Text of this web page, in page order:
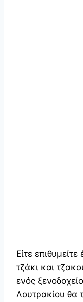
Είτε
τζάκι και
ενός
Λουτρακίου θα